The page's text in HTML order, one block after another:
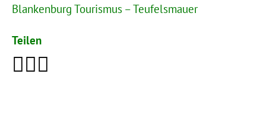
Blankenburg Tourismus – Teufelsmauer
Teilen